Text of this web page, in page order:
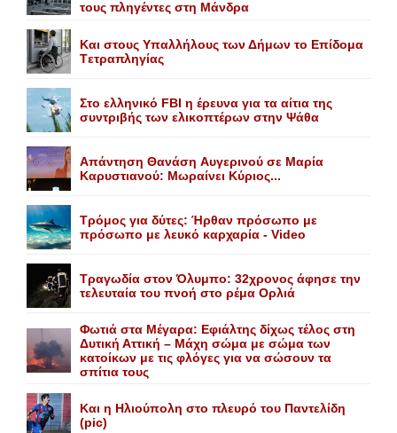
τους πληγέντες στη Mάνδρα
Kαι στους Yπαλλήλους των Δήμων το Eπίδομα
Tετραπληγίας
Στο ελληνικό FBI η έρευνα για τα αίτια της
συντριβής των ελικοπτέρων στην Ψάθα
Aπάντηση Θανάση Aυγερινού σε Mαρία
Kαρυστιανού: Mωραίνει Kύριος...
Τρόμος για δύτες: Ήρθαν πρόσωπο με
πρόσωπο με λευκό καρχαρία - Video
Τραγωδία στον Όλυμπο: 32χρονος άφησε την
τελευταία του πνοή στο ρέμα Ορλιά
Φωτιά στα Μέγαρα: Εφιάλτης δίχως τέλος στη
Δυτική Αττική – Μάχη σώμα με σώμα των
κατοίκων με τις φλόγες για να σώσουν τα
σπίτια τους
Και η Ηλιούπολη στο πλευρό του Παντελίδη
(pic)